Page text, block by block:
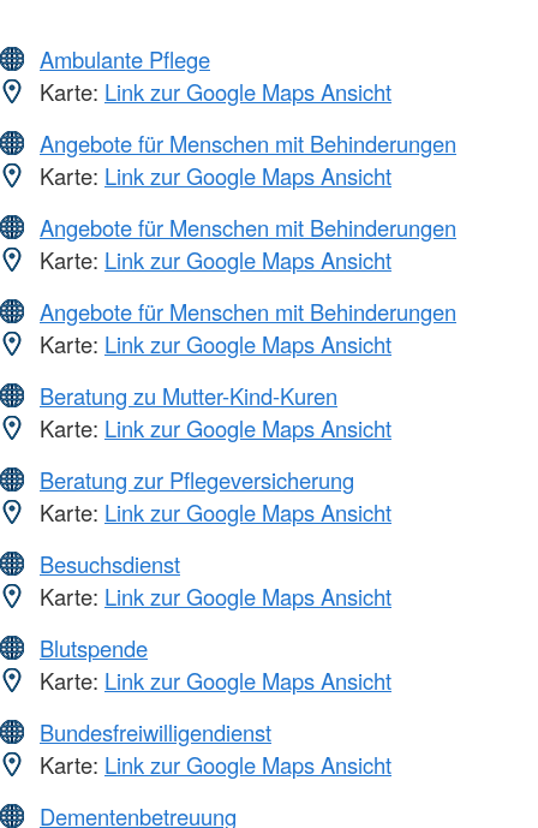
Ambulante Pflege
Karte: Link zur Google Maps Ansicht
Angebote für Menschen mit Behinderungen
Karte: Link zur Google Maps Ansicht
Angebote für Menschen mit Behinderungen
Karte: Link zur Google Maps Ansicht
Angebote für Menschen mit Behinderungen
Karte: Link zur Google Maps Ansicht
Beratung zu Mutter-Kind-Kuren
Karte: Link zur Google Maps Ansicht
Beratung zur Pflegeversicherung
Karte: Link zur Google Maps Ansicht
Besuchsdienst
Karte: Link zur Google Maps Ansicht
Blutspende
Karte: Link zur Google Maps Ansicht
Bundesfreiwilligendienst
Karte: Link zur Google Maps Ansicht
Dementenbetreuung